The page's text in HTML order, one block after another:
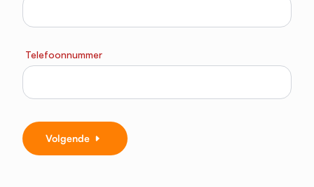
Telefoonnummer
Volgende